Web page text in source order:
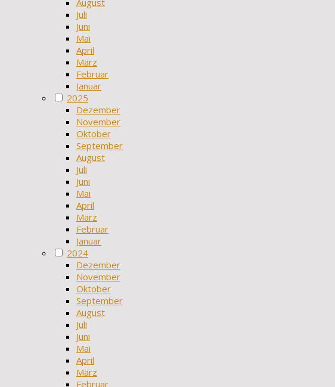
Juli
Juni
Mai
April
März
Februar
Januar
2025
Dezember
November
Oktober
September
August
Juli
Juni
Mai
April
März
Februar
Januar
2024
Dezember
November
Oktober
September
August
Juli
Juni
Mai
April
März
Februar